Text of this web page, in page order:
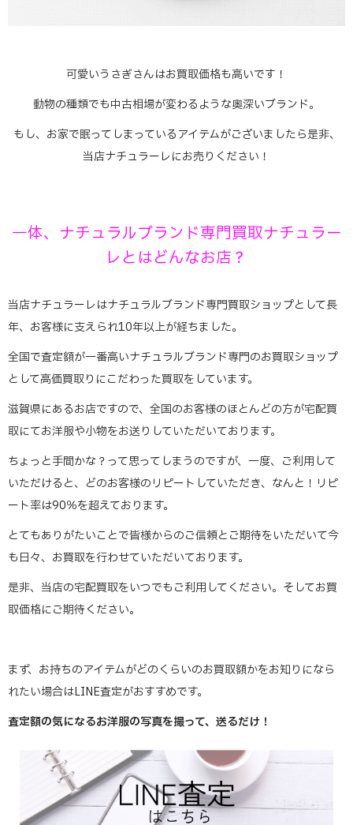
可愛いうさぎさんはお買取価格も高いです！
動物の種類でも中古相場が変わるような奥深いブランド。
もし、お家で眠ってしまっているアイテムがございましたら是非、
当店ナチュラーレにお売りください！
一体、ナチュラルブランド専門買取ナチュラー
レとはどんなお店？
当店ナチュラーレはナチュラルブランド専門買取ショップとして長
年、お客様に支えられ10年以上が経ちました。
全国で査定額が一番高いナチュラルブランド専門のお買取ショップ
として高価買取りにこだわった買取をしています。
滋賀県にあるお店ですので、全国のお客様のほとんどの方が宅配買
取にてお洋服や小物をお送りしていただいております。
ちょっと手間かな？って思ってしまうのですが、一度、ご利用して
いただけると、どのお客様のリピートしていただき、なんと！リピ
ート率は90％を超えております。
とてもありがたいことで皆様からのご信頼とご期待をいただいて今
も日々、お買取を行わせていただいております。
是非、当店の宅配買取をいつでもご利用してください。そしてお買
取価格にご期待ください。
まず、お持ちのアイテムがどのくらいのお買取額かをお知りになら
れたい場合はLINE査定がおすすめです。
査定額の気になるお洋服の写真を撮って、送るだけ！